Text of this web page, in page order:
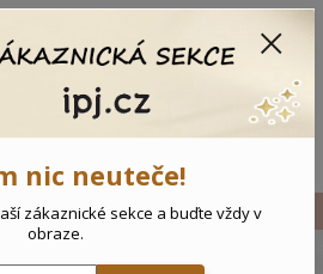
-Růžová
nic neuteče!
zákaznické sekce a buďte vždy v
obraze.